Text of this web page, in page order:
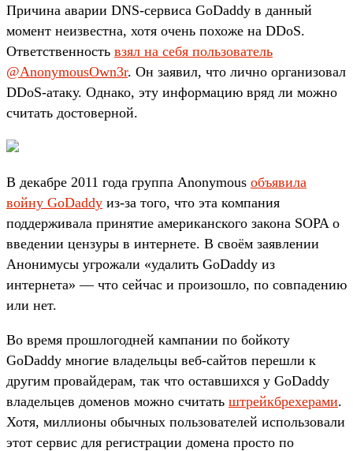
Причина аварии DNS-сервиса GoDaddy в данный
момент неизвестна, хотя очень похоже на DDoS.
Ответственность взял на себя пользователь
@AnonymousOwn3r. Он заявил, что лично организовал
DDoS-атаку. Однако, эту информацию вряд ли можно
считать достоверной.
В декабре 2011 года группа Anonymous объявила
войну GoDaddy из-за того, что эта компания
поддерживала принятие американского закона SOPA о
введении цензуры в интернете. В своём заявлении
Анонимусы угрожали «удалить GoDaddy из
интернета» — что сейчас и произошло, по совпадению
или нет.
Во время прошлогодней кампании по бойкоту
GoDaddy многие владельцы веб-сайтов перешли к
другим провайдерам, так что оставшихся у GoDaddy
владельцев доменов можно считать штрейкбрехерами.
Хотя, миллионы обычных пользователей использовали
этот сервис для регистрации домена просто по